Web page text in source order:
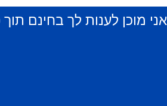
מוכן לענות לך בחינם